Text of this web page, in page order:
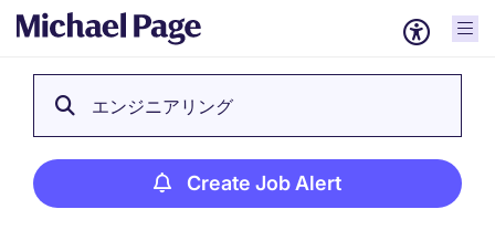
エンジニアリング
Create Job Alert